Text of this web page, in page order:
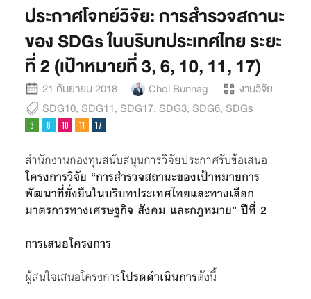
ประกาศโจทย์วิจัย: การสำรวจสถานะ
ของ SDGs ในบริบทประเทศไทย ระยะ
ที่ 2 (เป้าหมายที่ 3, 6, 10, 11, 17)
21 กันยายน 2018 Chol Bunnag
งานวิจัย
SDG10, SDG11, SDG17, SDG3, SDG6, SDGs
สำนักงานกองทุนสนับสนุนการวิจัยประกาศรับข้อเสนอ
โครงการวิจัย “การสำรวจสถานะของเป้าหมายการ
พัฒนาที่ยั่งยืนในบริบทประเทศไทยและทางเลือก
มาตรการทางเศรษฐกิจ สังคม และกฎหมาย” ปีที่ 2
การเสนอโครงการ
ผู้สนใจเสนอโครงการโปรดดำเนินการดังนี้